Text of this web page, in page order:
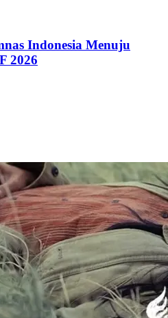
Indonesia Menuju
2026